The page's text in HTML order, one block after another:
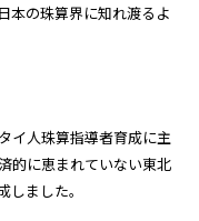
本の珠算界に知れ渡るよ
イ人珠算指導者育成に主
的に恵まれていない東北
ました。